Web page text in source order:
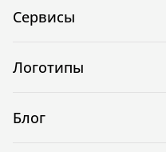
Сервисы
Логотипы
Блог